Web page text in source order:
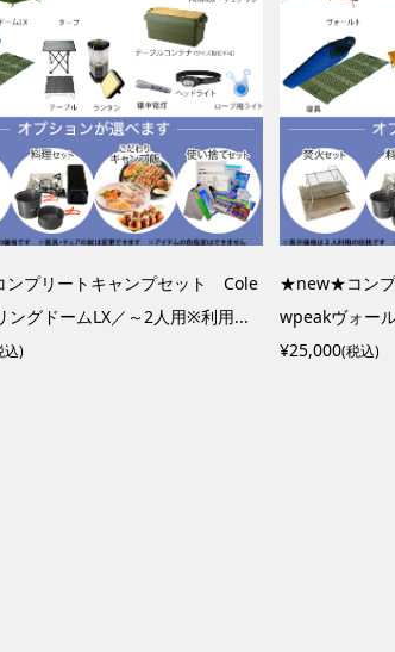
プリートキャンプセット Cole
ングドームLX／～2人用※利用...
込)
★new★コン
wpeakヴォー
¥25,000(税込)